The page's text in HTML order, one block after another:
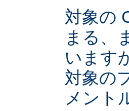
対象の
まる、
います
対象の
メント